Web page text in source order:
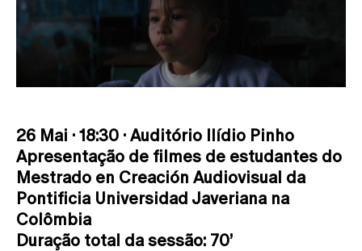
26 Mai · 18:30 · Auditório Ilídio Pinho
Apresentação de filmes de estudantes do
Mestrado en Creación Audiovisual da
Pontificia Universidad Javeriana na
Colômbia
Duração total da sessão: 70’